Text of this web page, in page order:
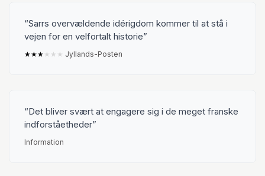
Sarrs overvældende idérigdom kommer til at stå i
vejen for en velfortalt historie
★★★ ★ ★ ★ Jyllands-Posten
Det bliver svært at engagere sig i de meget franske
indforståetheder
Information